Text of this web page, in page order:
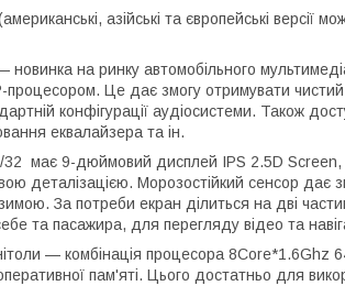
азійські та європейські версії
новинка на ринку автомобільного
Це дає змогу отримувати чистий
конфігурації аудіосистеми. Також
еквалайзера та ін.
32 має 9-дюймовий дисплей IPS 2.5D Screen,
деталізацією. Морозостійкий сенсор дає
За потреби екран ділиться на дві
та пасажира, для перегляду відео та
— комбінація процесора 8Core*1.6Ghz
пам'яті. Цього достатньо для